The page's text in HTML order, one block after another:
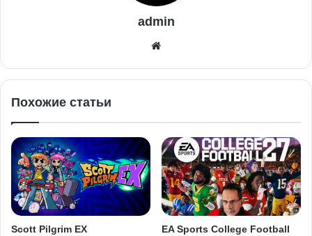
admin
Похожие статьи
Scott Pilgrim EX
EA Sports College Football